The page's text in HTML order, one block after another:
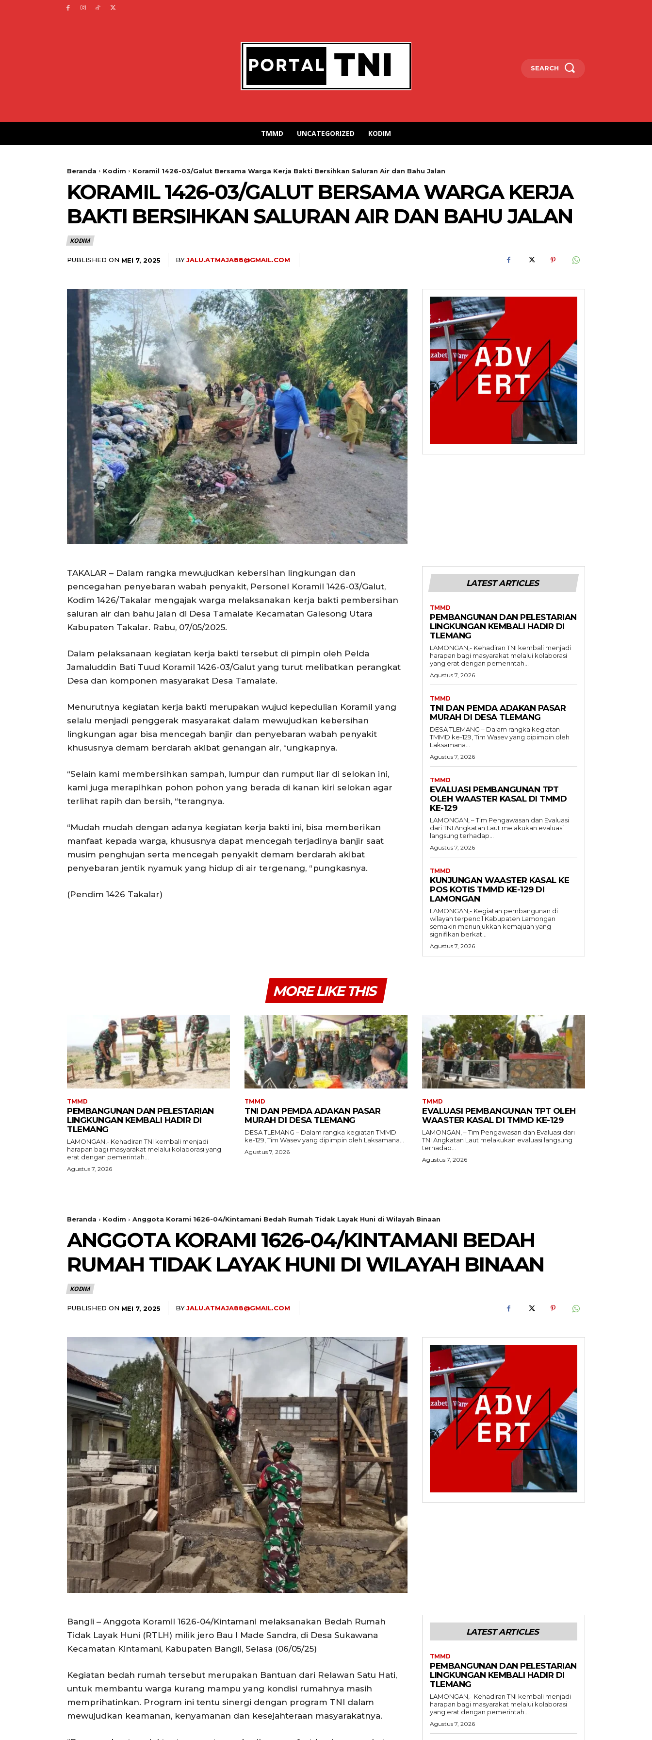
SEARCH
TMMD UNCATEGORIZED KODIM
Beranda Kodim Koramil 1426-03/Galut Bersama Warga Kerja Bakti Bersihkan Saluran Air dan Bahu Jalan
KORAMIL 1426-03/GALUT BERSAMA WARGA KERJA
BAKTI BERSIHKAN SALURAN AIR DAN BAHU JALAN
KODIM
PUBLISHED ON MEI 7, 2025 BYJALU.ATMAJA88@GMAIL.COM
TAKALAR – Dalam rangka mewujudkan kebersihan lingkungan dan
pencegahan penyebaran wabah penyakit, Personel Koramil 1426-03/Galut,
Kodim 1426/Takalar mengajak warga melaksanakan kerja bakti pembersihan
saluran air dan bahu jalan di Desa Tamalate Kecamatan Galesong Utara
Kabupaten Takalar. Rabu, 07/05/2025.
Dalam pelaksanaan kegiatan kerja bakti tersebut di pimpin oleh Pelda
Jamaluddin Bati Tuud Koramil 1426-03/Galut yang turut melibatkan perangkat
Desa dan komponen masyarakat Desa Tamalate.
Menurutnya kegiatan kerja bakti merupakan wujud kepedulian Koramil yang
selalu menjadi penggerak masyarakat dalam mewujudkan kebersihan
lingkungan agar bisa mencegah banjir dan penyebaran wabah penyakit
khususnya demam berdarah akibat genangan air, “ungkapnya.
“Selain kami membersihkan sampah, lumpur dan rumput liar di selokan ini,
kami juga merapihkan pohon pohon yang berada di kanan kiri selokan agar
terlihat rapih dan bersih, “terangnya.
“Mudah mudah dengan adanya kegiatan kerja bakti ini, bisa memberikan
manfaat kepada warga, khususnya dapat mencegah terjadinya banjir saat
musim penghujan serta mencegah penyakit demam berdarah akibat
penyebaran jentik nyamuk yang hidup di air tergenang, “pungkasnya.
(Pendim 1426 Takalar)
LATEST ARTICLES
TMMD
PEMBANGUNAN DAN PELESTARIAN
LINGKUNGAN KEMBALI HADIR DI
TLEMANG
LAMONGAN,- Kehadiran TNI kembali menjadi
harapan bagi masyarakat melalui kolaborasi
yang erat dengan pemerintah...
Agustus 7, 2026
TMMD
TNI DAN PEMDA ADAKAN PASAR
MURAH DI DESA TLEMANG
DESA TLEMANG – Dalam rangka kegiatan
TMMD ke-129, Tim Wasev yang dipimpin oleh
Laksamana...
Agustus 7, 2026
TMMD
EVALUASI PEMBANGUNAN TPT
OLEH WAASTER KASAL DI TMMD
KE-129
LAMONGAN, – Tim Pengawasan dan Evaluasi
dari TNI Angkatan Laut melakukan evaluasi
langsung terhadap...
Agustus 7, 2026
TMMD
KUNJUNGAN WAASTER KASAL KE
POS KOTIS TMMD KE-129 DI
LAMONGAN
LAMONGAN,- Kegiatan pembangunan di
wilayah terpencil Kabupaten Lamongan
semakin menunjukkan kemajuan yang
signifikan berkat...
Agustus 7, 2026
MORE LIKE THIS
TMMD
PEMBANGUNAN DAN PELESTARIAN
LINGKUNGAN KEMBALI HADIR DI
TLEMANG
LAMONGAN,- Kehadiran TNI kembali menjadi
harapan bagi masyarakat melalui kolaborasi yang
erat dengan pemerintah...
Agustus 7, 2026
TMMD
TNI DAN PEMDA ADAKAN PASAR
MURAH DI DESA TLEMANG
DESA TLEMANG – Dalam rangka kegiatan TMMD
ke-129, Tim Wasev yang dipimpin oleh Laksamana...
Agustus 7, 2026
TMMD
EVALUASI PEMBANGUNAN TPT OLEH
WAASTER KASAL DI TMMD KE-129
LAMONGAN, – Tim Pengawasan dan Evaluasi dari
TNI Angkatan Laut melakukan evaluasi langsung
terhadap...
Agustus 7, 2026